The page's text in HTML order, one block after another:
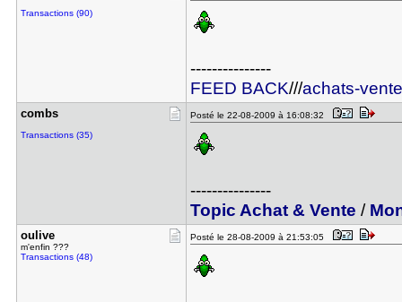
Transactions (90)
---------------
FEED BACK///achats-
combs
Transactions (35)
Posté le 22-08-2009 à 16:08:32
---------------
Topic Achat & Vente /
oulive
m'enfin ???
Transactions (48)
Posté le 28-08-2009 à 21:53:05